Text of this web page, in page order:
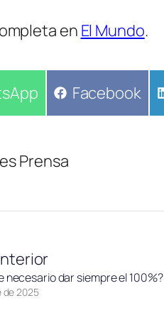
enEl Mundo.
Compartir
Facebook
Prensa
de 2025
necesario dar siempre el 100%?